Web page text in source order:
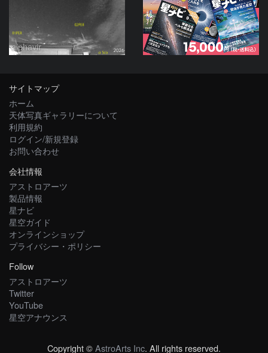
alphavir
サイトマップ
ホーム
天体写真ギャラリーについて
利用規約
ログイン/新規登録
お問い合わせ
会社情報
アストロアーツ
製品情報
星ナビ
星空ガイド
オンラインショップ
プライバシー・ポリシー
Follow
アストロアーツ
Twitter
YouTube
星空アナウンス
Copyright ©AstroArts Inc. All rights reserved.